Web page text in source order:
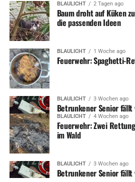
BLAULICHT 2 Tagen ago
Baum droht auf Küken
die passenden Ideen
BLAULICHT 1 Woche ago
Feuerwehr: Spaghetti-
BLAULICHT 3 Wochen ago
Betrunkener Senior fällt
BLAULICHT 4 Wochen ago
Feuerwehr: Zwei
im Wald
BLAULICHT 3 Wochen ago
Betrunkener Senior fällt